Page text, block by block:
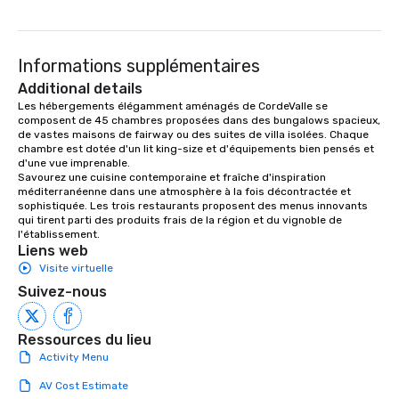
place at multiple restaurants, with
walking in between, there are
countless opportunities to interact
with different people when you sit
down at each venue and as you
traverse along the way. Our
experiences not only provide more
ways to network, but a more convivial
way to do so. Large Groups Welcome
Lip Smacking Foodie Tours is ideal for
groups, small or large. Our
experiences can accommodate
groups from as few as 1 to as many
as 500 guests, making us an ideal
choice for any corporate group event.
Stress-Free Booking Process Booking
a tour is stress-free and allows you to
enjoy the company of your guests
Informations supplémentaires
Additional details
Les hébergements élégamment aménagés de CordeValle se
composent de 45 chambres proposées dans des bungalows spacieux,
de vastes maisons de fairway ou des suites de villa isolées. Chaque
chambre est dotée d'un lit king-size et d'équipements bien pensés et
d'une vue imprenable.
Savourez une cuisine contemporaine et fraîche d'inspiration
méditerranéenne dans une atmosphère à la fois décontractée et
sophistiquée. Les trois restaurants proposent des menus innovants
qui tirent parti des produits frais de la région et du vignoble de
l'établissement.
Liens web
Visite virtuelle
Suivez-nous
Ressources du lieu
Activity Menu
AV Cost Estimate